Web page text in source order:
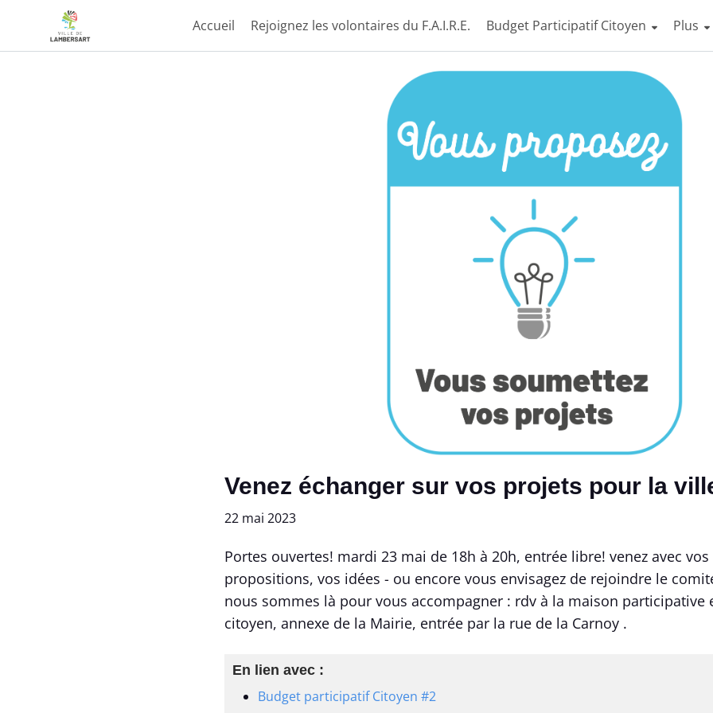
Accueil Rejoignez les volontaires du F.A.I.R.E. Budget Participatif Citoyen Plus
Venez échanger sur vos projets pour la
22 mai 2023
Portes ouvertes! mardi 23 mai de 18h à 20h, entrée libre! venez avec
propositions, vos idées - ou encore vous envisagez de rejoindre le
nous sommes là pour vous accompagner : rdv à la maison participative
citoyen, annexe de la Mairie, entrée par la rue de la Carnoy .
En lien avec :
Budget participatif Citoyen #2